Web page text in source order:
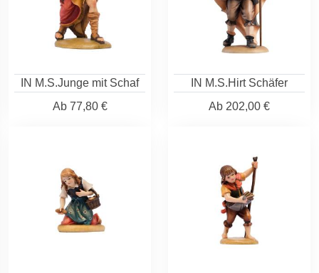
IN M.S.Junge mit Schaf
Ab77,80 €
IN M.S.Hirt Schäfer
Ab 202,00 €